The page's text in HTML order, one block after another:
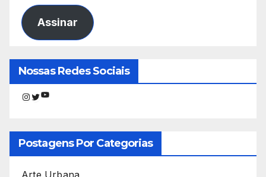
Assinar
Nossas Redes Sociais
Instagram
Twitter
Youtube
Postagens Por Categorias